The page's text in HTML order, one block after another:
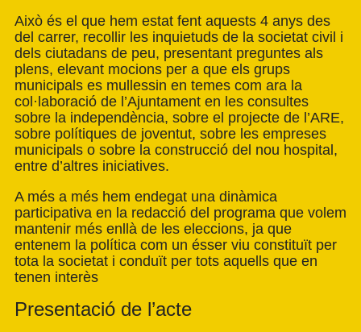
Això és el que hem estat fent aquests 4 anys des
del carrer, recollir les inquietuds de la societat civil i
dels ciutadans de peu, presentant preguntes als
plens, elevant mocions per a que els grups
municipals es mullessin en temes com ara la
col·laboració de l’Ajuntament en les consultes
sobre la independència, sobre el projecte de l’ARE,
sobre polítiques de joventut, sobre les empreses
municipals o sobre la construcció del nou hospital,
entre d’altres iniciatives.
A més a més hem endegat una dinàmica
participativa en la redacció del programa que volem
mantenir més enllà de les eleccions, ja que
entenem la política com un ésser viu constituït per
tota la societat i conduït per tots aquells que en
tenen interès
Presentació de l’acte